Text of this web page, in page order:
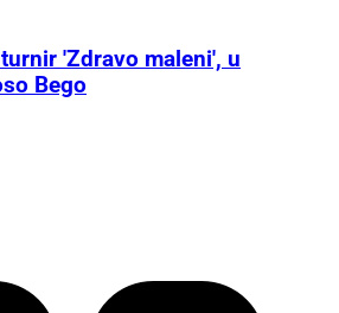
'Zdravo maleni', u
Bego